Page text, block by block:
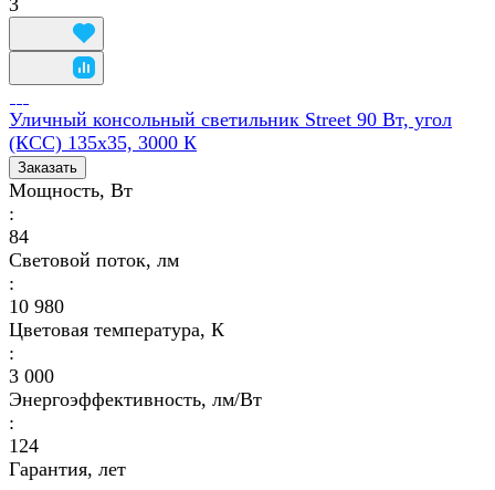
Уличный консольный светильник Street 90 Вт, угол
(КСС) 135х35, 3000 К
Заказать
Мощность, Вт
:
84
Световой поток, лм
:
10 980
Цветовая температура, К
:
3 000
Энергоэффективность, лм/Вт
:
124
Гарантия, лет